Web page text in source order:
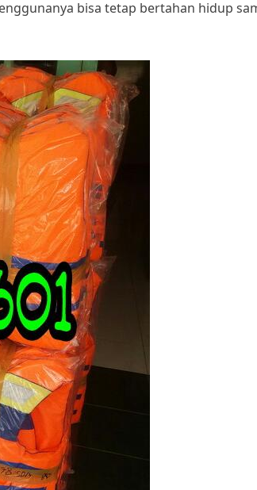
bisa tetap bertahan hidup